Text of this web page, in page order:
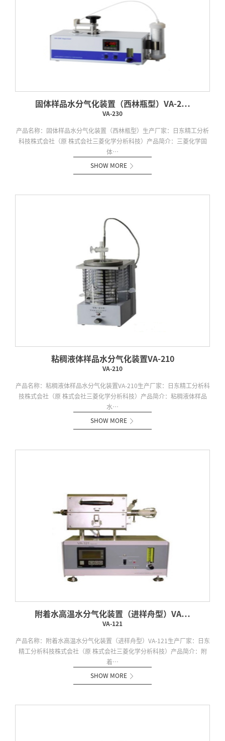
固体样品水分气化装置（西林瓶型）VA-2…
VA-230
产品名称：固体样品水分气化装置（西林瓶型）生产厂家：日东精工分析
科技株式会社（原 株式会社三菱化学分析科技）产品简介：三菱化学固
体…
SHOW MORE 
粘稠液体样品水分气化装置VA-210
VA-210
产品名称：粘稠液体样品水分气化装置VA-210生产厂家：日东精工分析科
技株式会社（原 株式会社三菱化学分析科技）产品简介：粘稠液体样品
水…
SHOW MORE 
附着水高温水分气化装置（进样舟型）VA…
VA-121
产品名称：附着水高温水分气化装置（进样舟型）VA-121生产厂家：日东
精工分析科技株式会社（原 株式会社三菱化学分析科技）产品简介：附
着…
SHOW MORE 